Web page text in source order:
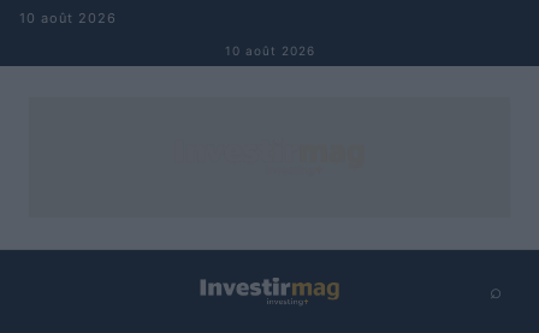
Aller au contenu
10 août 2026
10 août 2026
⌕